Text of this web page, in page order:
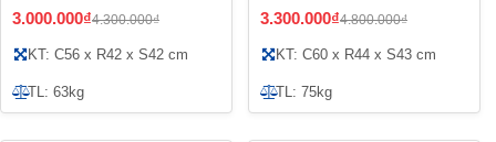
3.000.000₫4.300.000₫
KT: C56 x R42 x S42 cm
TL: 63kg
3.300.000₫4.800.000₫
KT: C60 x R44 x S43 cm
TL: 75kg